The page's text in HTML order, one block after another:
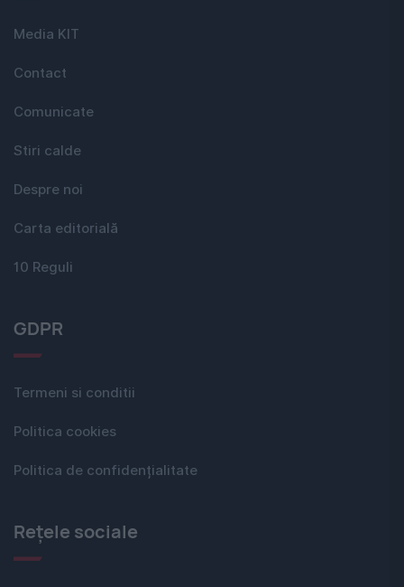
Media KIT
Contact
Comunicate
Stiri calde
Despre noi
Carta editorială
10 Reguli
GDPR
Termeni si conditii
Politica cookies
Politica de confidențialitate
Rețele sociale